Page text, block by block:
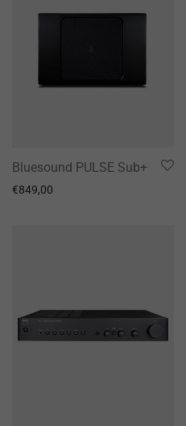
Bluesound PULSE Sub+
€849,00